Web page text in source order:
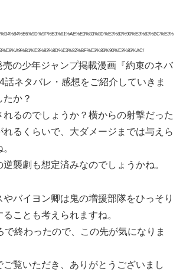
の少年ジャンプ掲載漫画『約束のネバ
話ネタバレ・感想をご紹介していきま
たか？
るのでしょうか？横からの射撃だった
るくらいで、大ダメージまでは与えら
襲劇も想定済みなのでしょうかね。
やバイヨン卿は鬼の増援部隊をひっそり
ことも考えられますね。
で終わったので、この先が気になりま
ご覧いただき、ありがとうございまし